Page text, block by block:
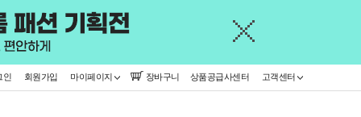
인 회원가입 마이페이지 장바구니 상품공급사센터 고객센터